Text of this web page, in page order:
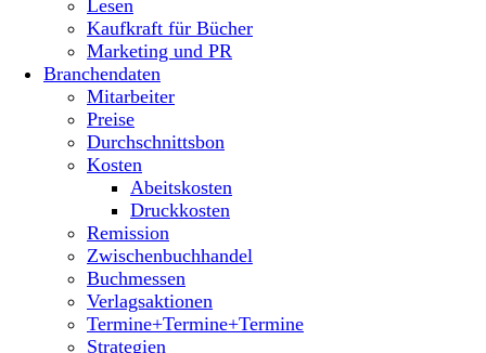
Lesen
Kaufkraft für Bücher
Marketing und PR
Branchendaten
Mitarbeiter
Preise
Durchschnittsbon
Kosten
Abeitskosten
Druckkosten
Remission
Zwischenbuchhandel
Buchmessen
Verlagsaktionen
Termine+Termine+Termine
Strategien